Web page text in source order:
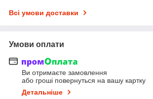
Всі умови доставки
Умови оплати
Ви отримаєте замовлення
або гроші повернуться на вашу картку
Детальніше